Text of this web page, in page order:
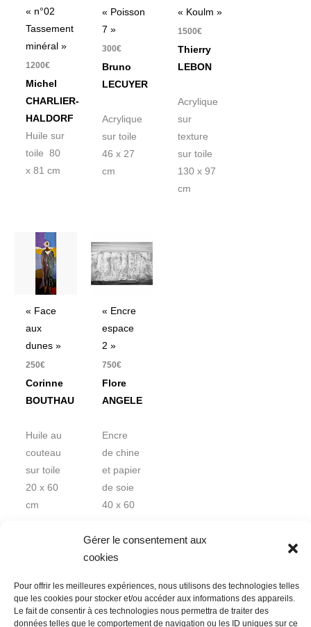
Gérer le consentement aux
cookies
Pour offrir les meilleures expériences, nous utilisons des technologies telles
que les cookies pour stocker et/ou accéder aux informations des appareils.
Le fait de consentir à ces technologies nous permettra de traiter des
données telles que le comportement de navigation ou les ID uniques sur ce
« n°02
Tassement
minéral »
1200€
Michel
CHARLIER-
HALDORF
Huile sur
toile 80
x 81 cm
« Poisson
7 »
300€
Bruno
LECUYER
Acrylique
sur toile
46 x 27
cm
« Koulm »
1500€
Thierry
LEBON
Acrylique
sur
texture
sur toile
130 x 97
cm
« Face
aux
dunes »
250€
Corinne
BOUTHAU
Huile au
couteau
sur toile
20 x 60
cm
« Encre
espace
2 »
750€
Flore
ANGELE
Encre
de chine
et papier
de soie
40 x 60